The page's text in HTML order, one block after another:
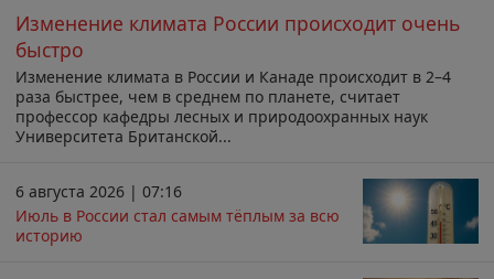
Изменение климата России происходит очень
быстро
Изменение климата в России и Канаде происходит в 2–4
раза быстрее, чем в среднем по планете, считает
профессор кафедры лесных и природоохранных наук
Университета Британской...
6 августа 2026 | 07:16
Июль в России стал самым тёплым за всю
историю